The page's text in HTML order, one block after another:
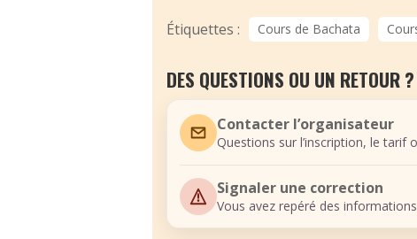
Étiquettes : Cours de Bachata
DES QUESTIONS OU UN RETOUR ?
Contacter l’organisateur
Questions sur l’inscription, le tarif
Signaler une correction
Vous avez repéré des